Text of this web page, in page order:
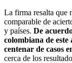
La firma resalta que
comparable de
y países. De
colombiana de este
centenar de casos
cerca de los